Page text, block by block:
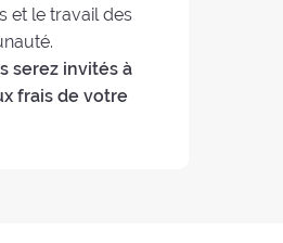
et le travail des
serez invités à
frais de votre